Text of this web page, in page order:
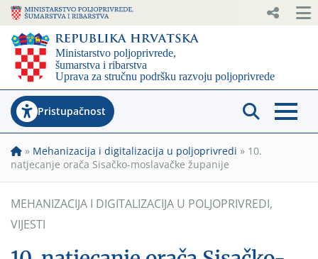
Pristupačnost
» Mehanizacija i digitalizacija u poljoprivredi » 10.
natjecanje orača Sisačko-moslavačke županije
MEHANIZACIJA I DIGITALIZACIJA U POLJOPRIVREDI,
VIJESTI